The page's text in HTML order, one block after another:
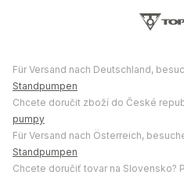
Für Versand nach Deutschland,
Standpumpen
Chcete doručit zboží do České
pumpy
Für Versand nach Österreich,
Standpumpen
Chcete doručiť tovar na Slovensko?